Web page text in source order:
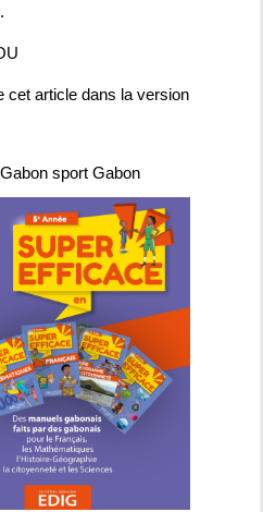
cet article dans la version
Gabon sport Gabon